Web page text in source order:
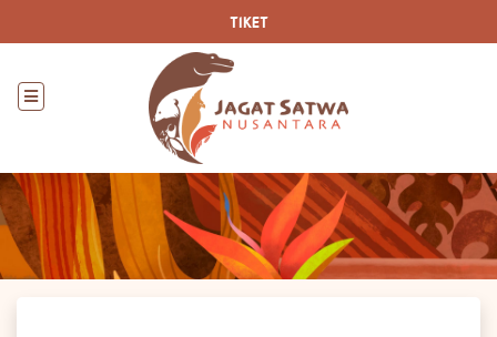
TIKET